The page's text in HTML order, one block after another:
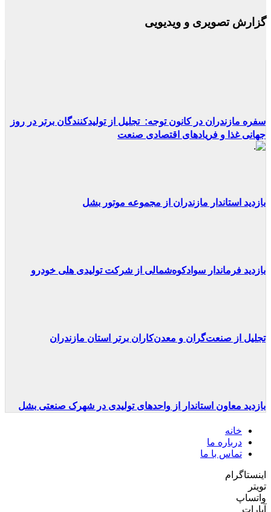
گزارش تصویری و ویدیویی
سفره مازندران در کانون توجه: تجلیل از تولیدکنندگان برتر در روز
جهانی غذا و فریادهای اقتصادی صنعت
بازدید استاندار مازندران از مجموعه موتور بشل
بازدید فرماندار سوادکوه‌شمالی از شرکت تولیدی هلی خودرو
تجلیل از صنعت‌گران و معدن‌کاران برتر استان مازندران
بازدید معاون استاندار از واحدهای تولیدی در شهرک صنعتی بشل
خانه
درباره ما
تماس با ما
اینستاگرام
تویتر
واتساپ
آپارات